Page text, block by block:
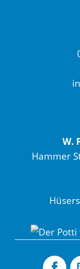
W.
Hammer